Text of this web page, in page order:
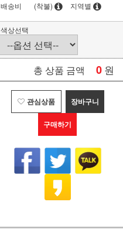
배송비
(착불) 지역별
색상선택
총 상품 금액 0 원
관심상품 장바구니
구매하기